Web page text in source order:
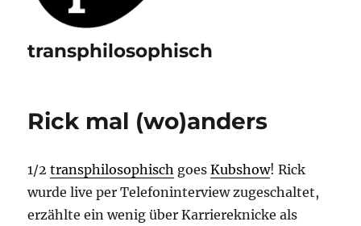
transphilosophisch
Rick mal (wo)anders
1/2transphilosophisch goesKubshow! Rick
wurde live per Telefoninterview zugeschaltet,
erzählte ein wenig über Karriereknicke als